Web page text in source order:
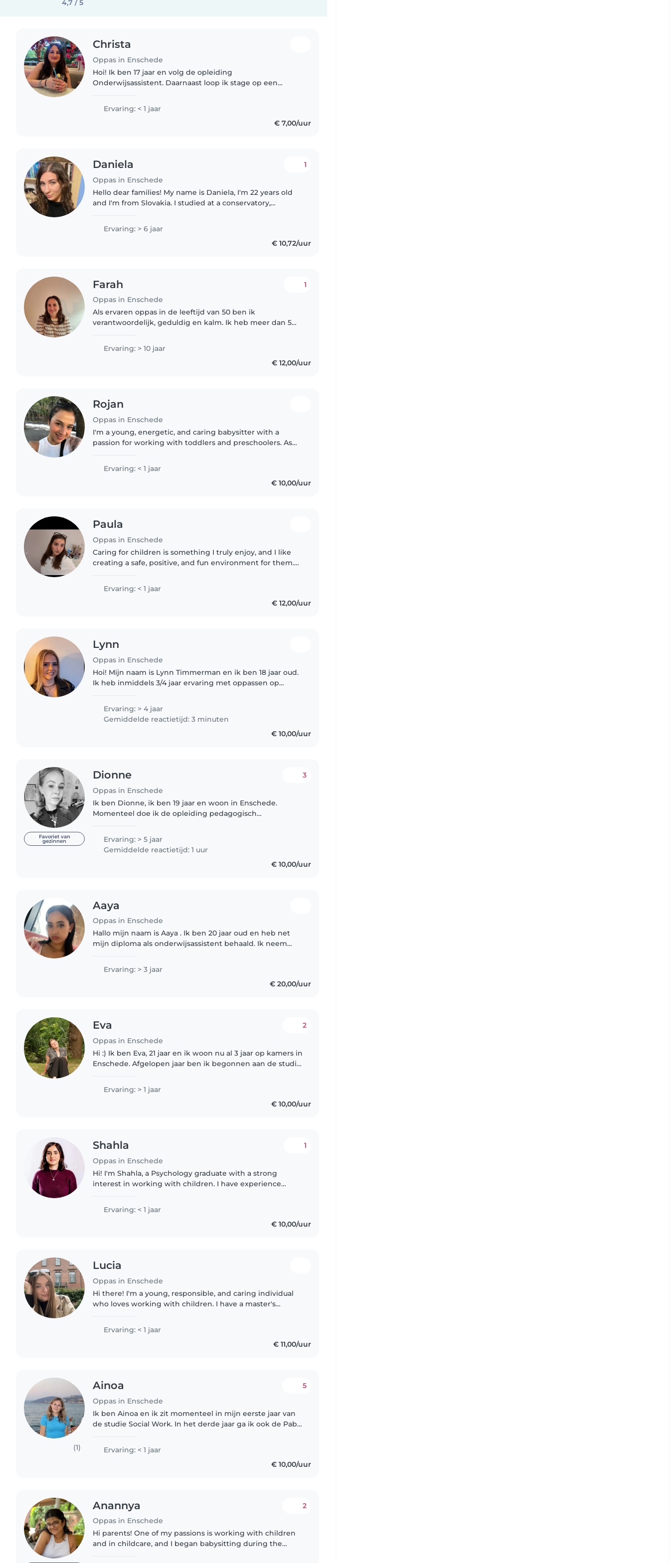
4,7 / 5
Christa
Oppas in Enschede
Hoi! Ik ben 17 jaar en volg de opleiding
Onderwijsassistent. Daarnaast loop ik stage op een
ben enthousiast, verantwoordelijk..
Ervaring: < 1 jaar
€ 7,00/uur
Daniela
Oppas in Enschede
1
Hello dear families! My name is Daniela, I'm 22 years old
and I'm from Slovakia. I studied at a conservatory,
Ervaring: > 6 jaar
€ 10,72/uur
Farah
Oppas in Enschede
1
Als ervaren oppas in de leeftijd van 50 ben ik
verantwoordelijk, geduldig en kalm. Ik heb meer dan 5
kleuters en kan kinderen voorlezen,..
Ervaring: > 10 jaar
€ 12,00/uur
Rojan
Oppas in Enschede
I'm a young, energetic, and caring babysitter with a
passion for working with toddlers and preschoolers. As
to every task...
Ervaring: < 1 jaar
€ 10,00/uur
Paula
Oppas in Enschede
Caring for children is something I truly enjoy, and I like
creating a safe, positive, and fun environment for them.
babysitter,..
Ervaring: < 1 jaar
€ 12,00/uur
Lynn
Oppas in Enschede
Hoi! Mijn naam is Lynn Timmerman en ik ben 18 jaar oud.
Ik heb inmiddels 3/4 jaar ervaring met oppassen op
ervaring met verschillende..
Ervaring: > 4 jaar
Gemiddelde reactietijd: 3 minuten
€ 10,00/uur
Favoriet van
gezinnen
Dionne
Oppas in Enschede
3
Ik ben Dionne, ik ben 19 jaar en woon in Enschede.
Momenteel doe ik de opleiding pedagogisch
Ervaring: > 5 jaar
Gemiddelde reactietijd: 1 uur
€ 10,00/uur
Aaya
Oppas in Enschede
Hallo mijn naam is Aaya . Ik ben 20 jaar oud en heb net
mijn diploma als onderwijsassistent behaald. Ik neem
beschikbaar ben :) Ik liep..
Ervaring: > 3 jaar
€ 20,00/uur
Eva
Oppas in Enschede
2
Hi :) Ik ben Eva, 21 jaar en ik woon nu al 3 jaar op kamers in
Enschede. Afgelopen jaar ben ik begonnen aan de studie
Ervaring: > 1 jaar
€ 10,00/uur
Shahla
Oppas in Enschede
1
Hi! I'm Shahla, a Psychology graduate with a strong
interest in working with children. I have experience
and nephews of different..
Ervaring: < 1 jaar
€ 10,00/uur
Lucia
Oppas in Enschede
Hi there! I'm a young, responsible, and caring individual
who loves working with children. I have a master's
communication and..
Ervaring: < 1 jaar
€ 11,00/uur
(1)
Ainoa
Oppas in Enschede
5
Ik ben Ainoa en ik zit momenteel in mijn eerste jaar van
de studie Social Work. In het derde jaar ga ik ook de Pabo
Ervaring: < 1 jaar
€ 10,00/uur
Anannya
Oppas in Enschede
2
Hi parents! One of my passions is working with children
and in childcare, and I began babysitting during the